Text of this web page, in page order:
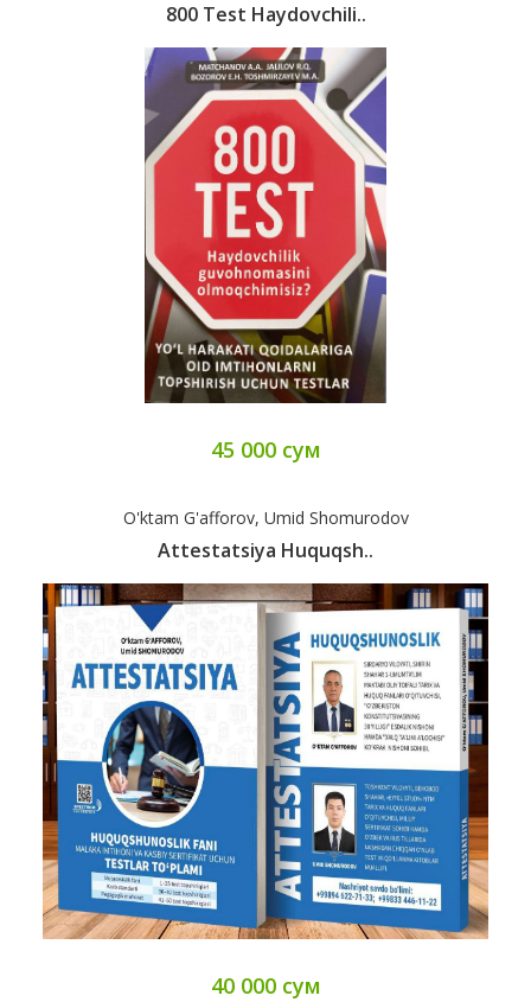
800 Test Haydovchili..
45 000 сум
O'ktam G'afforov, Umid Shomurodov
Attestatsiya Huquqsh..
40 000 сум